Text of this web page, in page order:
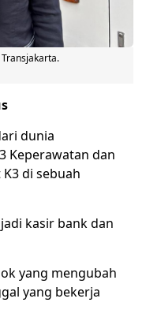
Transjakarta.
dunia
Keperawatan dan
di sebuah
kasir bank dan
yang mengubah
yang bekerja